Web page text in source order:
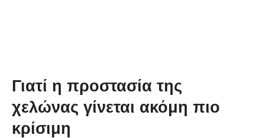
Γιατί η προστασία της
χελώνας γίνεται ακόμη πιο
κρίσιμη